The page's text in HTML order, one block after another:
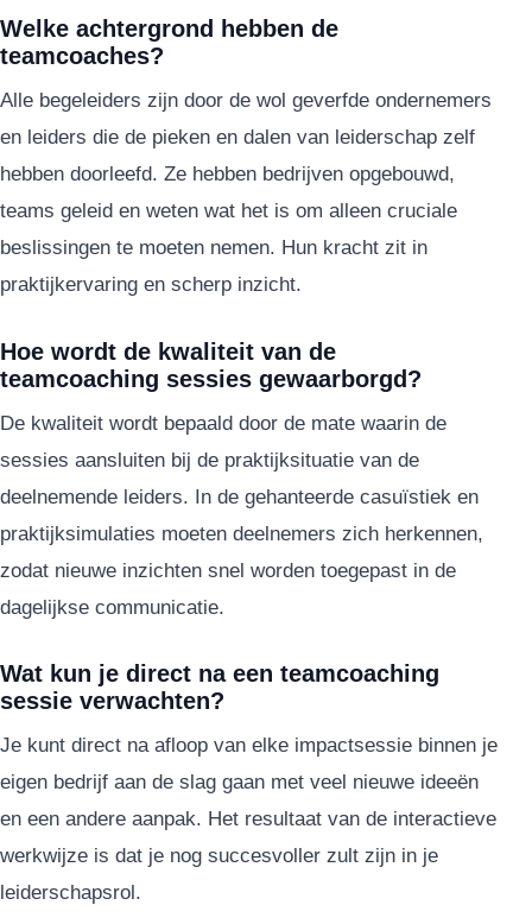
Welke achtergrond hebben de
teamcoaches?
Alle begeleiders zijn door de wol geverfde ondernemers
en leiders die de pieken en dalen van leiderschap zelf
hebben doorleefd. Ze hebben bedrijven opgebouwd,
teams geleid en weten wat het is om alleen cruciale
beslissingen te moeten nemen. Hun kracht zit in
praktijkervaring en scherp inzicht.
Hoe wordt de kwaliteit van de
teamcoaching sessies gewaarborgd?
De kwaliteit wordt bepaald door de mate waarin de
sessies aansluiten bij de praktijksituatie van de
deelnemende leiders. In de gehanteerde casuïstiek en
praktijksimulaties moeten deelnemers zich herkennen,
zodat nieuwe inzichten snel worden toegepast in de
dagelijkse communicatie.
Wat kun je direct na een teamcoaching
sessie verwachten?
Je kunt direct na afloop van elke impactsessie binnen je
eigen bedrijf aan de slag gaan met veel nieuwe ideeën
en een andere aanpak. Het resultaat van de interactieve
werkwijze is dat je nog succesvoller zult zijn in je
leiderschapsrol.